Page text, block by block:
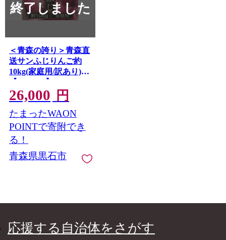
終了しました
＜青森の誇り＞青森直
送サンふじりんご約
10kg(家庭用/訳あり)
【1729050】
26,000 円
たまったWAON
POINTで寄附でき
る！
青森県黒石市
応援する自治体をさがす